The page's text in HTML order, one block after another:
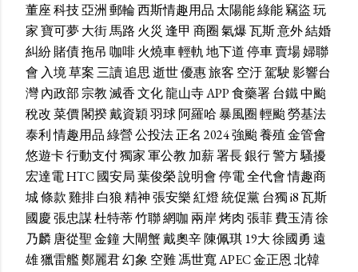
董座科技亞洲郵輪西斯情趣用品 太陽能綠能竊盜玩
家寶可夢大街馬路 火災 逢甲 商圈氣爆瓦斯意外結婚
糾紛賭債拖吊 咖啡火燒車輕軌地下道停車賣場婦聯
會 入境草案三讀追思逝世優惠旅客 空汙駕駛影響台
灣內政部宗教滅香文化龍山寺APP食藥署台鐵中颱
稅改菜價閣揆戴資穎羽球阿羅哈暴風圈輕颱勞基法
泰利情趣用品綠營公投法正名 2024強颱養殖金管會
悠遊卡行動支付獨家軍公教 加薪署長銀行警方騷擾
宏達電HTC國安局葉俊榮說明會停電全代會情趣商
城條款雞排白狼精神張安樂紅燈統促黨台獨i8瓦斯
國慶張忠謀杜特蒂竹聯網咖 兩岸烤肉張菲費玉清徐
乃麟唐從聖金鐘大閘蟹戴奧辛陳佩琪 19大徐國勇 遠
雄獵雷艦鄭麗君幻象 空難馮世寬APEC金正恩北韓